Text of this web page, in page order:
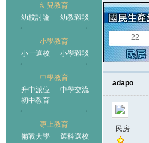
幼兒教育
幼校討論
幼教雜談
小學教育
小一選校
小學雜談
中學教育
升中派位
中學交流
初中教育
專上教育
備戰大學
選科選校
王國
22
adapo
民房